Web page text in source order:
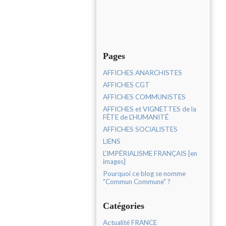
Pages
AFFICHES ANARCHISTES
AFFICHES CGT
AFFICHES COMMUNISTES
AFFICHES et VIGNETTES de la
FÊTE de L'HUMANITÉ
AFFICHES SOCIALISTES
LIENS
L'IMPÉRIALISME FRANÇAIS [en
images]
Pourquoi ce blog se nomme
"Commun Commune" ?
Catégories
Actualité FRANCE